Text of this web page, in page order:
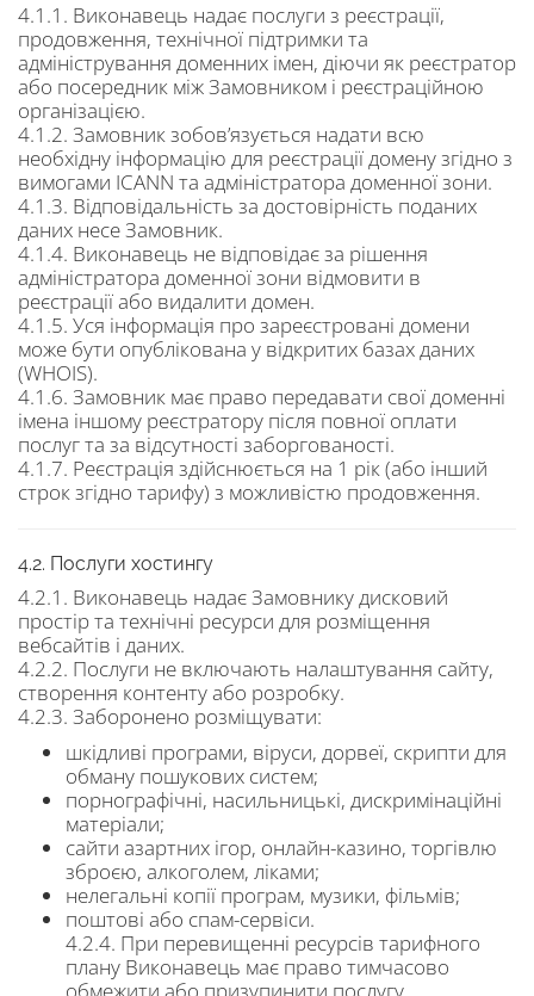
4.1.1. Виконавець надає послуги з реєстрації,
продовження, технічної підтримки та
адміністрування доменних імен, діючи як реєстратор
або посередник між Замовником і реєстраційною
організацією.
4.1.2. Замовник зобов’язується надати всю
необхідну інформацію для реєстрації домену згідно з
вимогами ICANN та адміністратора доменної зони.
4.1.3. Відповідальність за достовірність поданих
даних несе Замовник.
4.1.4. Виконавець не відповідає за рішення
адміністратора доменної зони відмовити в
реєстрації або видалити домен.
4.1.5. Уся інформація про зареєстровані домени
може бути опублікована у відкритих базах даних
(WHOIS).
4.1.6. Замовник має право передавати свої доменні
імена іншому реєстратору після повної оплати
послуг та за відсутності заборгованості.
4.1.7. Реєстрація здійснюється на 1 рік (або інший
строк згідно тарифу) з можливістю продовження.
4.2. Послуги хостингу
4.2.1. Виконавець надає Замовнику дисковий
простір та технічні ресурси для розміщення
вебсайтів і даних.
4.2.2. Послуги не включають налаштування сайту,
створення контенту або розробку.
4.2.3. Заборонено розміщувати:
шкідливі програми, віруси, дорвеї, скрипти для
обману пошукових систем;
порнографічні, насильницькі, дискримінаційні
матеріали;
сайти азартних ігор, онлайн-казино, торгівлю
зброєю, алкоголем, ліками;
нелегальні копії програм, музики, фільмів;
поштові або спам-сервіси.
4.2.4. При перевищенні ресурсів тарифного
плану Виконавець має право тимчасово